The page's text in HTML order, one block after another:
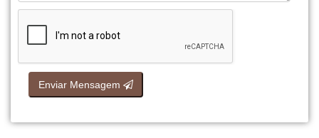
Enviar Mensagem